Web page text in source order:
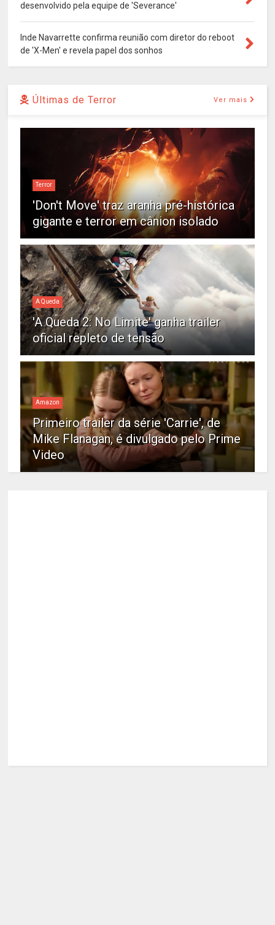
desenvolvido pela equipe de 'Severance'
Inde Navarrette confirma reunião com diretor do reboot
de 'X-Men' e revela papel dos sonhos
Últimas de Terror Ver mais
Terror
'Don't Move' traz aranha pré-histórica
gigante e terror em cânion isolado
A Queda
'A Queda 2: No Limite' ganha trailer
oficial repleto de tensão
Amazon
Primeiro trailer da série 'Carrie', de
Mike Flanagan, é divulgado pelo Prime
Video